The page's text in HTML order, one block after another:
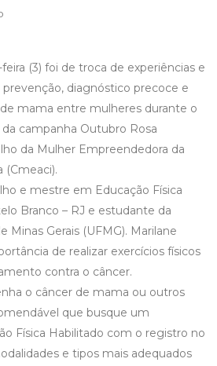
(3) foi de troca de experiências e
prevenção, diagnóstico precoce e
mama entre mulheres durante o
campanha Outubro Rosa
da Mulher Empreendedora da
(Cmeaci).
e mestre em Educação Física
Branco – RJ e estudante da
Minas Gerais (UFMG). Marilane
de realizar exercícios físicos
contra o câncer.
o câncer de mama ou outros
que busque um
Física Habilitado com o registro no
e tipos mais adequados